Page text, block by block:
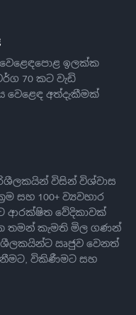
ඉලක්ක
70 කට වැඩි
අත්දැකීමක්
විසින් විශ්වාස
සහ 100+ ව්‍යවහාර
ආරක්ෂිත වේදිකාවක්
තමන් කැමති මිල ගණන්
ඍජුව වෙනත්
විකිණීමට සහ